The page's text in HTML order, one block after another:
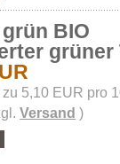
BIO
grüner
5,10 EUR pro
Versand )